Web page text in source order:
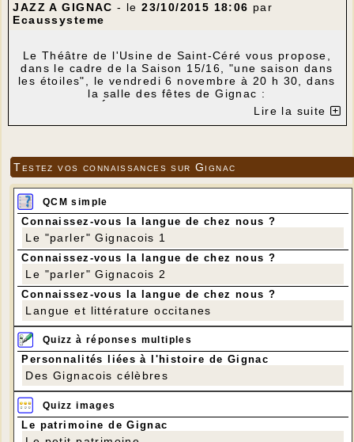
JAZZ A GIGNAC - le23/10/2015 18:06 par
Ecaussysteme
Le Théâtre de l'Usine de Saint-Céré vous propose,
dans le cadre de la Saison 15/16, "une saison dans
les étoiles", le vendredi 6 novembre à 20 h 30, dans
la salle des fêtes de Gignac :
Écho à Hermeto Pascoal
Didier Labbé saxophone, flûte / Grégory Daltin
accordéon / Laurent Guitton tuba / Alain
Lire la suite
Testez vos connaissances sur Gignac
QCM simple
Connaissez-vous la langue de chez nous ?
Le "parler" Gignacois 1
Connaissez-vous la langue de chez nous ?
Le "parler" Gignacois 2
Connaissez-vous la langue de chez nous ?
Langue et littérature occitanes
Quizz à réponses multiples
Personnalités liées à l'histoire de Gignac
Des Gignacois célèbres
Quizz images
Le patrimoine de Gignac